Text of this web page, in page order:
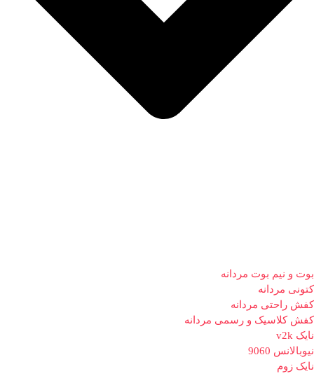
بوت و نیم بوت مردانه
کتونی مردانه
کفش راحتی مردانه
کفش کلاسیک و رسمی مردانه
نایک v2k
نیوبالانس 9060
نایک زوم